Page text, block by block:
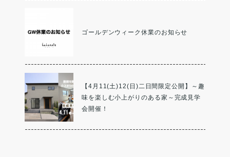
ゴールデンウィーク休業のお知らせ
【4月11(土)12(日)二日間限定公開】～趣
味を楽しむ小上がりのある家～完成見学
会開催！